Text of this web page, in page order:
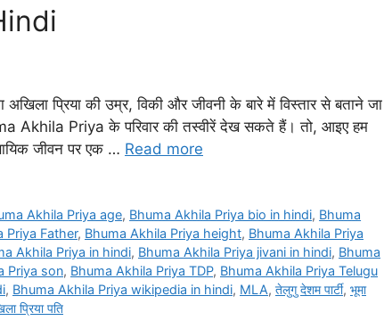
प्रिया की उम्र, विकी और जीवनी के बारे में विस्तार से बताने जा
Priya के परिवार की तस्वीरें देख सकते हैं। तो, आइए हम
जीवन पर एक … Read more
Akhila Priya age, Bhuma Akhila Priya bio in hindi, Bhuma
Priya Father, Bhuma Akhila Priya height, Bhuma Akhila Priya
Akhila Priya in hindi, Bhuma Akhila Priya jivani in hindi, Bhuma
Priya son, Bhuma Akhila Priya TDP, Bhuma Akhila Priya Telugu
, Bhuma Akhila Priya wikipedia in hindi, MLA, तेलुगु देशम पार्टी, भूमा
प्रिया पति